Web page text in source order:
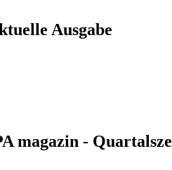
Ausgabe
magazin -